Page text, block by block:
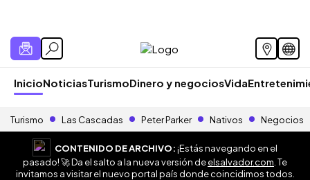
InicioNoticiasTurismoDinero y negociosVida
Turismo Las Cascadas Peter Parker Nativos Negocios
CONTENIDO DE ARCHIVO:¡Estás navegando en el
pasado! 🚀 Da el salto a la nueva versión deelsalvador.com . Te
invitamos a visitar el nuevo portal país donde coincidimos todos.